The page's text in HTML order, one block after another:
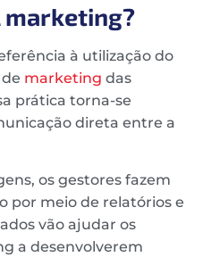
marketing?
à utilização do
marketing das
prática torna-se
direta entre a
os gestores fazem
por meio de relatórios e
vão ajudar os
a desenvolverem